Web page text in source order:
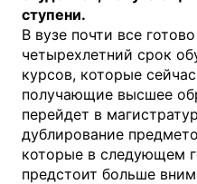
ступени.
В вузе почти все
четырехлетний срок
курсов, которые
получающие высшее
перейдет в
дублирование
которые в следующем
предстоит больше